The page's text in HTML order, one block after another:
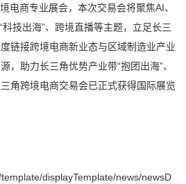
电商专业展会，本次交易会将聚焦AI、
科技出海”、跨境直播等主题，立足长三
链接跨境电商新业态与区域制造业产业
，助力长三角优势产业带“抱团出海”、
角跨境电商交易会已正式获得国际展览
displayTemplate/news/newsD